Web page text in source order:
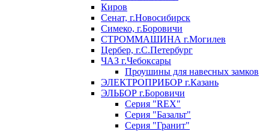
Киров
Сенат, г.Новосибирск
Симеко, г.Боровичи
СТРОММАШИНА г.Могилев
Цербер, г.С.Петербург
ЧАЗ г.Чебоксары
Проушины для навесных замков
ЭЛЕКТРОПРИБОР г.Казань
ЭЛЬБОР г.Боровичи
Серия "REX"
Серия "Базальт"
Серия "Гранит"